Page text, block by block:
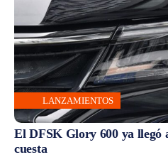
LANZAMIENTOS
El DFSK Glory 600 ya llegó
cuesta